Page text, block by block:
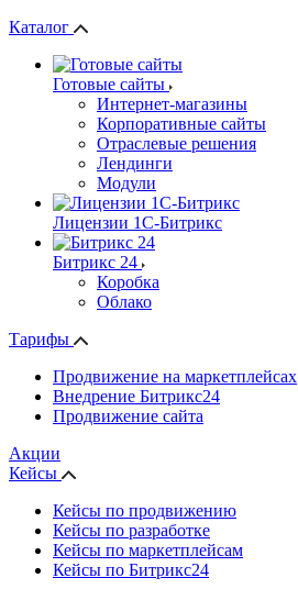
Каталог
Готовые сайты
Интернет-магазины
Корпоративные сайты
Отраслевые решения
Лендинги
Модули
Лицензии 1С-Битрикс
Битрикс 24
Коробка
Облако
Тарифы
Продвижение на маркетплейсах
Внедрение Битрикс24
Продвижение сайта
Акции
Кейсы
Кейсы по продвижению
Кейсы по разработке
Кейсы по маркетплейсам
Кейсы по Битрикс24